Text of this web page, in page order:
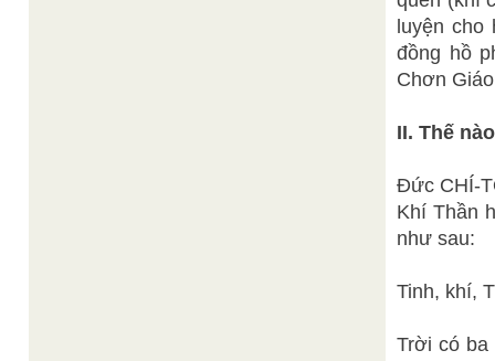
luyện
đồng hồ
Chơn
II. Thế
Ðức CHÍ-
Khí Thần
như sau:
Tinh, khí,
Trời có ba